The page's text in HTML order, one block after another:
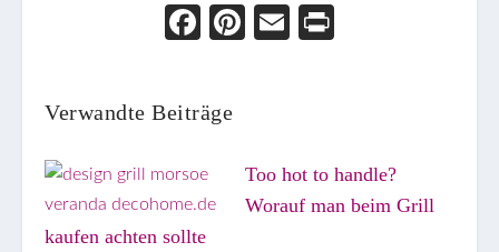
Face
Pint
Ema
Verwandte Beiträge
Too hot to handle?
Worauf man beim Grill
kaufen achten sollte